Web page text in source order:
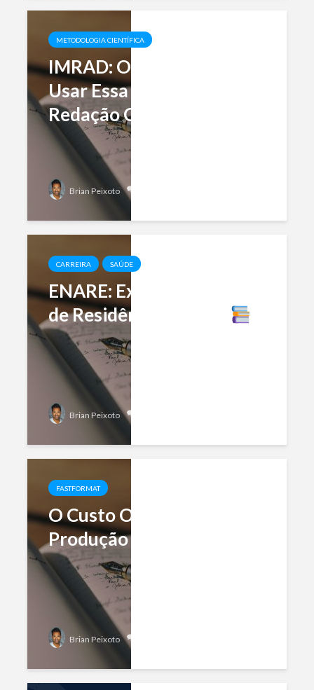
METODOLOGIA CIENTÍFICA
IMRAD: O Que É e Como
Usar Essa Estrutura na
Redação Científica
Brian Peixoto
CARREIRA SAÚDE
ENARE: Exame Nacional
de Residência Médica
Brian Peixoto
FASTFORMAT
O Custo Oculto da
Produção Científica
Brian Peixoto